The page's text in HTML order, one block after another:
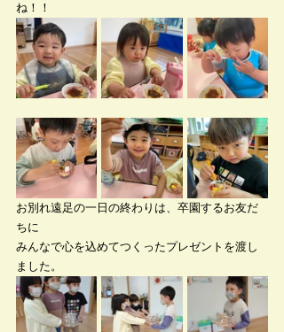
ね！！
お別れ遠足の一日の終わりは、卒園するお友だ
ちに
みんなで心を込めてつくったプレゼントを渡し
ました。